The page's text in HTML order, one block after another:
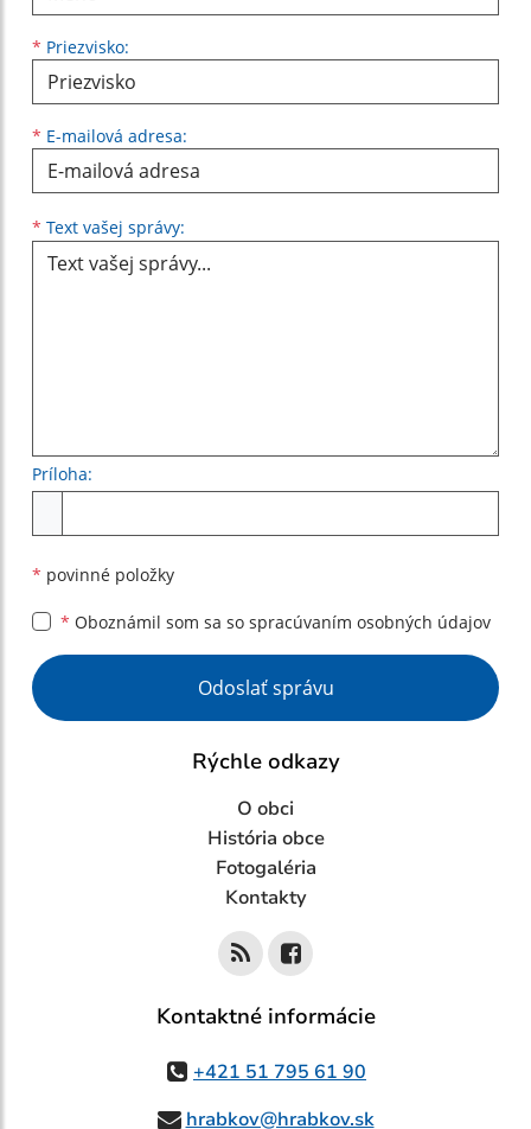
* Priezvisko:
* E-mailová adresa:
* Text vašej správy:
Príloha:
* povinné položky
* Oboznámil som sa so spracúvaním osobných údajov
Google reCaptcha Response
Odoslať správu
Rýchle odkazy
O obci
História obce
Fotogaléria
Kontakty
Kontaktné informácie
+421 51 795 61 90
hrabkov@hrabkov.sk